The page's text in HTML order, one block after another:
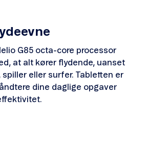
G85 octa-core processor
at alt kører flydende, uanset
spiller eller surfer. Tabletten er
dine daglige opgaver